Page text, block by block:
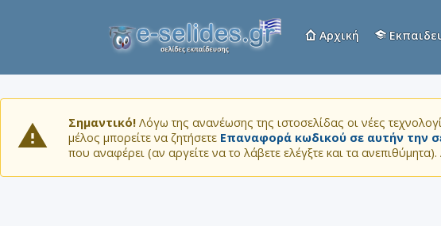
Αρχική
Σημαντικό! Λόγω της ανανέωσης της ιστοσελίδας οι νέες
μέλος μπορείτε να ζητήσετε Επαναφορά κωδικού σε αυτήν την
που αναφέρει (αν αργείτε να το λάβετε ελέγξτε και τα